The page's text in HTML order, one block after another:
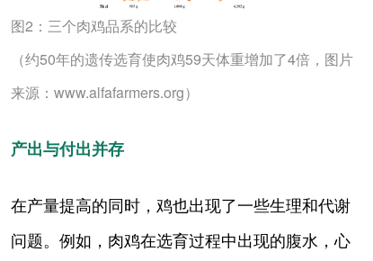
图2：三个肉鸡品系的比较
（约50年的遗传选育使肉鸡59天体重增加了4倍，图片
来源：www.alfafarmers.org）
产出与付出并存
在产量提高的同时，鸡也出现了一些生理和代谢
问题。例如，肉鸡在选育过程中出现的腹水，心